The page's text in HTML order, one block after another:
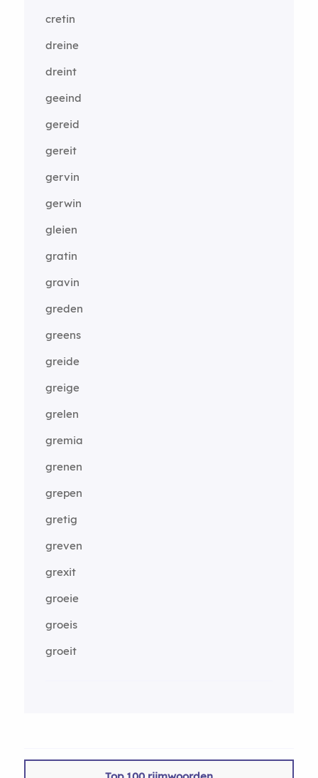
cretin
dreine
dreint
geeind
gereid
gereit
gervin
gerwin
gleien
gratin
gravin
greden
greens
greide
greige
grelen
gremia
grenen
grepen
gretig
greven
grexit
groeie
groeis
groeit